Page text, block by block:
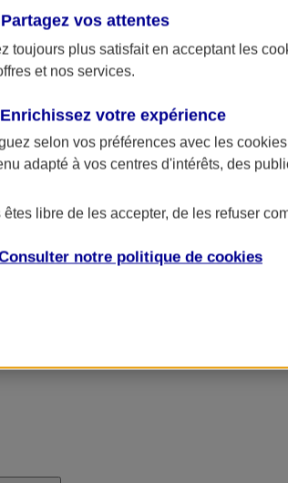
Partagez vos attentes
toujours plus satisfait en acceptant les
et nos services.
Enrichissez votre expérience
selon vos préférences avec les
adapté à vos centres d'intérêts, des
êtes libre de les accepter, de les refuser
notre politique de cookies